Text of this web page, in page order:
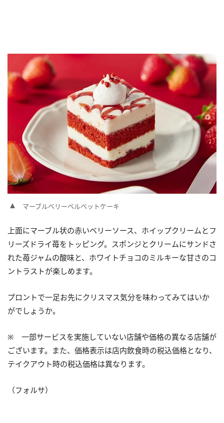
マーブルベリーベルベットケーキ
上面にマーブル状の赤いベリーソース、ホイップクリームとフ
リーズドライ苺をトッピング。スポンジとクリームにサンドさ
れた苺ジャムの酸味と、ホワイトチョコのミルキーな甘さのコ
ントラストが楽しめます。
プロントで一足お先にクリスマス気分を味わってみてはいか
がでしょうか。
※ 一部サービスを実施していない店舗や価格の異なる店舗が
ございます。また、価格表示は店内飲食時の税込価格となり、
テイクアウト時の税込価格は異なります。
（フォルサ）